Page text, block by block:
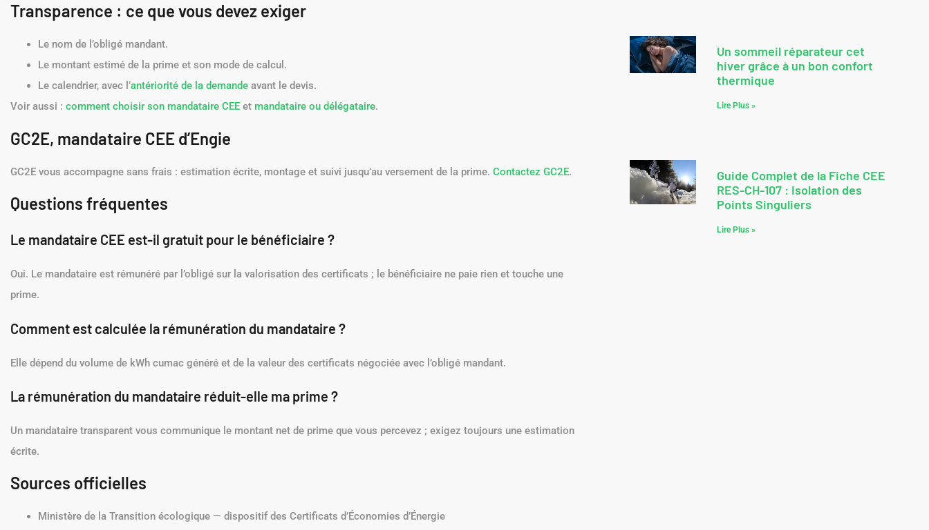
Transparence : ce que vous devez exiger
Le nom de l’obligé mandant.
Le montant estimé de la prime et son mode de calcul.
Le calendrier, avec l’antériorité de la demande avant le devis.
Voir aussi : comment choisir son mandataire CEE et mandataire ou délégataire.
GC2E, mandataire CEE d’Engie
GC2E vous accompagne sans frais : estimation écrite, montage et suivi jusqu’au versement de la prime. Contactez GC2E.
Questions fréquentes
Le mandataire CEE est-il gratuit pour le bénéficiaire ?
Oui. Le mandataire est rémunéré par l’obligé sur la valorisation des certificats ; le bénéficiaire ne paie rien et touche une
prime.
Comment est calculée la rémunération du mandataire ?
Elle dépend du volume de kWh cumac généré et de la valeur des certificats négociée avec l’obligé mandant.
La rémunération du mandataire réduit-elle ma prime ?
Un mandataire transparent vous communique le montant net de prime que vous percevez ; exigez toujours une estimation
écrite.
Sources officielles
Ministère de la Transition écologique — dispositif des Certificats d’Économies d’Énergie
Un sommeil réparateur cet
hiver grâce à un bon confort
thermique
Lire Plus »
Guide Complet de la Fiche CEE
RES-CH-107 : Isolation des
Points Singuliers
Lire Plus »